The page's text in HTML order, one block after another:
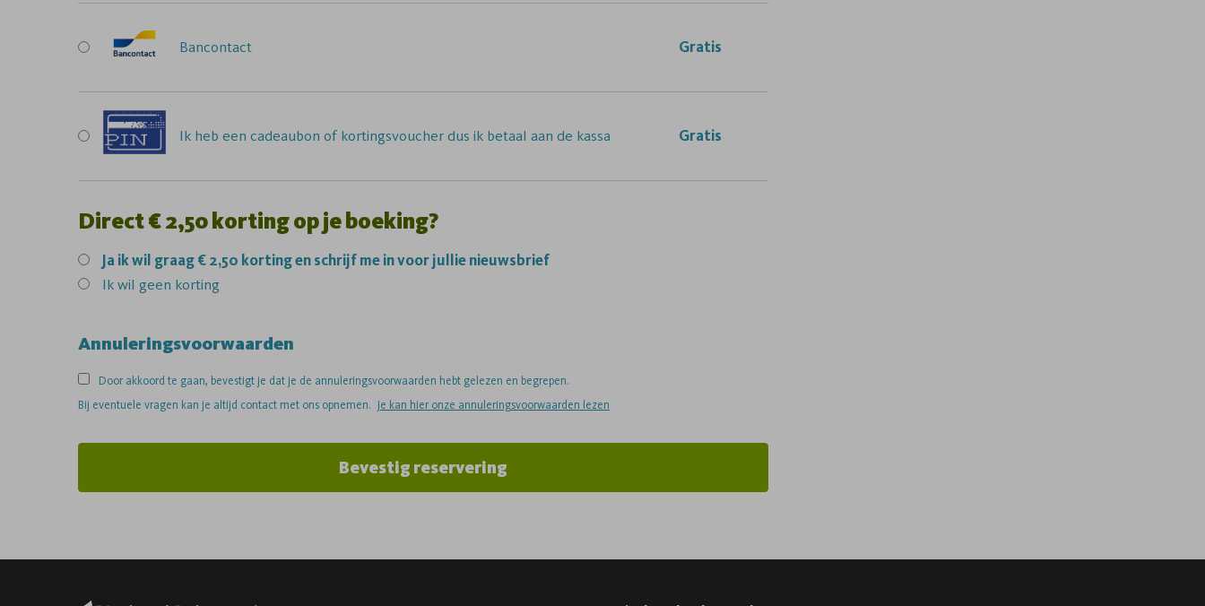
Bancontact Gratis
Ik heb een cadeaubon of kortingsvoucher dus ik betaal aan de kassa Gratis
Direct € 2,50 korting op je boeking?
Ja ik wil graag € 2,50 korting en schrijf me in voor jullie nieuwsbrief
Ik wil geen korting
Annuleringsvoorwaarden
Door akkoord te gaan, bevestigt je dat je de annuleringsvoorwaarden hebt gelezen en begrepen.
Bij eventuele vragen kan je altijd contact met ons opnemen. Je kan hier onze annuleringsvoorwaarden lezen
Bevestig reservering